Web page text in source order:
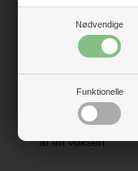
Nødvendige
Funktionelle
eller svaghed.
• Opbevar altid
uden for børns
eller løse dele af
• Brug altid dette
af en voksen.